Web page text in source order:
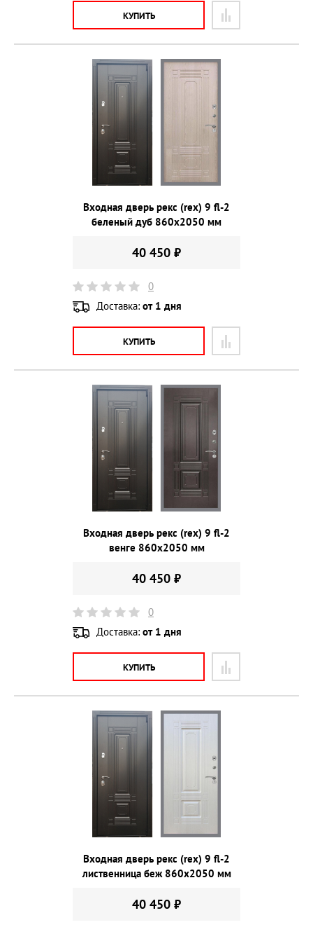
КУПИТЬ
Входная дверь рекс (rex) 9 fl-2
беленый дуб 860х2050 мм
40 450 ₽
0
Доставка: от 1 дня
КУПИТЬ
Входная дверь рекс (rex) 9 fl-2
венге 860х2050 мм
40 450 ₽
0
Доставка: от 1 дня
КУПИТЬ
Входная дверь рекс (rex) 9 fl-2
лиственница беж 860х2050 мм
40 450 ₽